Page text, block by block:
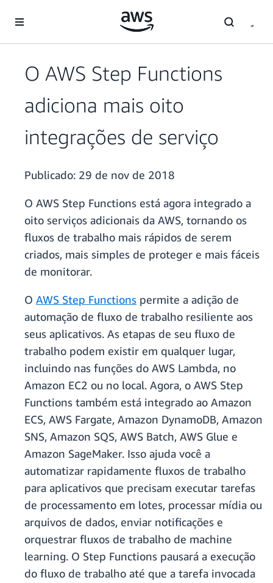
Pular para o conteúdo principal
O AWS Step Functions
adiciona mais oito
integrações de serviço
Publicado: 29 de nov de 2018
O AWS Step Functions está agora integrado a
oito serviços adicionais da AWS, tornando os
fluxos de trabalho mais rápidos de serem
criados, mais simples de proteger e mais fáceis
de monitorar.
O AWS Step Functions permite a adição de
automação de fluxo de trabalho resiliente aos
seus aplicativos. As etapas de seu fluxo de
trabalho podem existir em qualquer lugar,
incluindo nas funções do AWS Lambda, no
Amazon EC2 ou no local. Agora, o AWS Step
Functions também está integrado ao Amazon
ECS, AWS Fargate, Amazon DynamoDB, Amazon
SNS, Amazon SQS, AWS Batch, AWS Glue e
Amazon SageMaker. Isso ajuda você a
automatizar rapidamente fluxos de trabalho
para aplicativos que precisam executar tarefas
de processamento em lotes, processar mídia ou
arquivos de dados, enviar notificações e
orquestrar fluxos de trabalho de machine
learning. O Step Functions pausará a execução
do fluxo de trabalho até que a tarefa invocada